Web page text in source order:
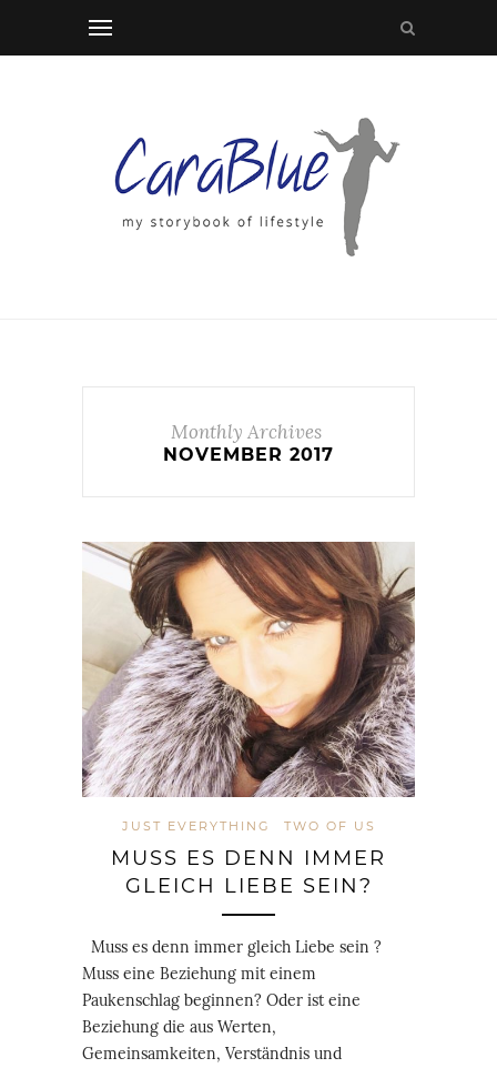
Monthly Archives
NOVEMBER 2017
JUST EVERYTHING TWO OF US
MUSS ES DENN IMMER
GLEICH LIEBE SEIN?
Muss es denn immer gleich Liebe sein ?
Muss eine Beziehung mit einem
Paukenschlag beginnen? Oder ist eine
Beziehung die aus Werten,
Gemeinsamkeiten, Verständnis und